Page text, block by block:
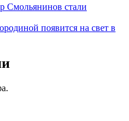
Смольянинов стали
появится на свет в